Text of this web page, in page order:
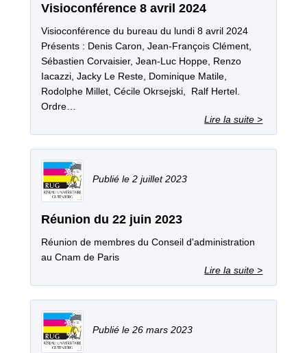
Visioconférence 8 avril 2024
Visioconférence du bureau du lundi 8 avril 2024
Présents : Denis Caron, Jean-François Clément,
Sébastien Corvaisier, Jean-Luc Hoppe, Renzo
Iacazzi, Jacky Le Reste, Dominique Matile,
Rodolphe Millet, Cécile Okrsejski, Ralf Hertel.
Ordre…
Réunion du 22 juin 2023
Réunion de membres du Conseil d'administration
au Cnam de Paris
2 juillet 2023
26 mars 2023